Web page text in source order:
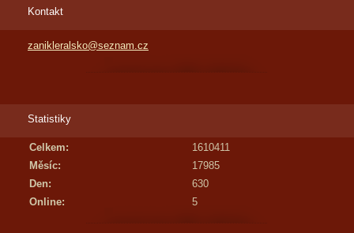
Kontakt
zanikleralsko@seznam.cz
Statistiky
Online: 5
Celkem:
1610411
Měsíc:
17985
Den:
630